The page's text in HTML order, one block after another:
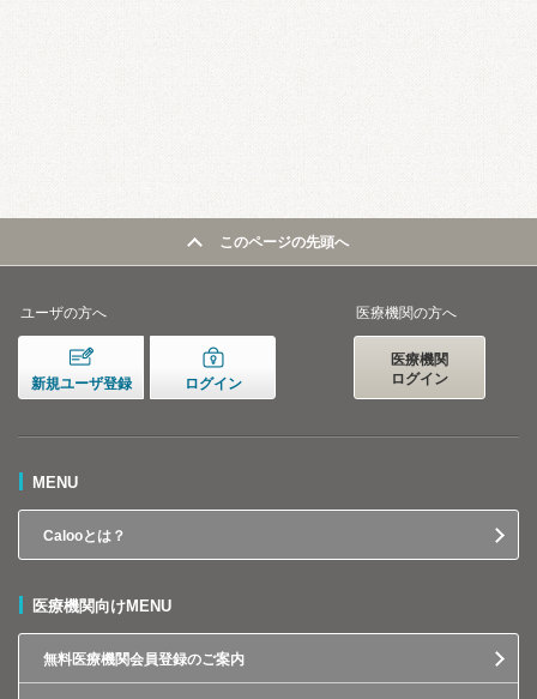
このページの先頭へ
ユーザの方へ
新規ユーザ登録 ログイン
医療機関の方へ
医療機関
ログイン
MENU
Calooとは？
医療機関向けMENU
無料医療機関会員登録のご案内